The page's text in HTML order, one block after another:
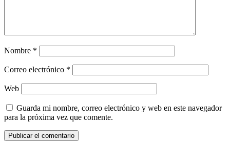
Nombre *
Correo electrónico *
Web
Guarda mi nombre, correo electrónico y web en este navegador
para la próxima vez que comente.